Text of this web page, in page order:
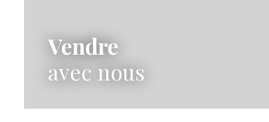
Vendre
avec nous